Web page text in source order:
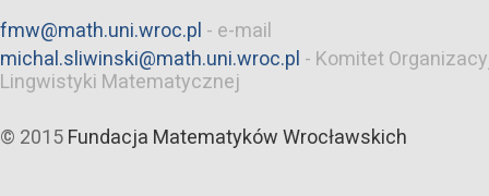
fmw@math.uni.wroc.pl - e-mail
michal.sliwinski@math.uni.wroc.pl - Komitet
Lingwistyki Matematycznej
© 2015 Fundacja Matematyków Wrocławskich